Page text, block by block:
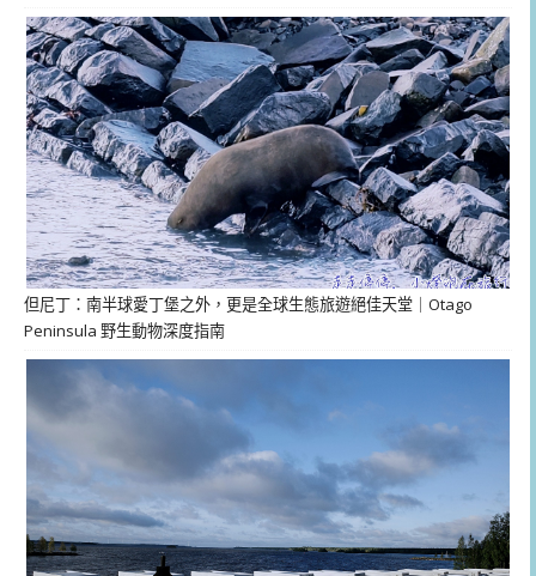
但尼丁：南半球愛丁堡之外，更是全球生態旅遊絕佳天堂｜Otago
Peninsula 野生動物深度指南